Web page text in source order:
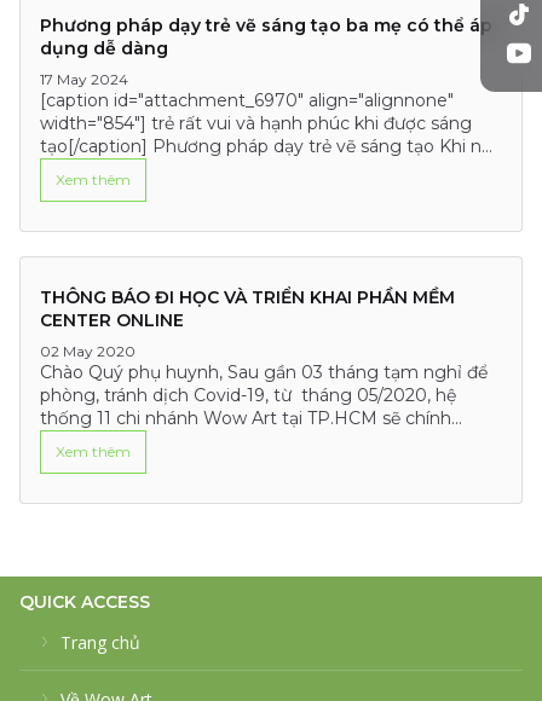
Phương pháp dạy trẻ vẽ sáng tạo ba mẹ có thể áp
dụng dễ dàng
17 May 2024
[caption id="attachment_6970" align="alignnone"
width="854"] trẻ rất vui và hạnh phúc khi được sáng
tạo[/caption] Phương pháp dạy trẻ vẽ sáng tạo Khi nói
Xem thêm
THÔNG BÁO ĐI HỌC VÀ TRIỂN KHAI PHẦN MỀM
CENTER ONLINE
02 May 2020
Chào Quý phụ huynh, Sau gần 03 tháng tạm nghỉ để
phòng, tránh dịch Covid-19, từ tháng 05/2020, hệ
thống 11 chi nhánh Wow Art tại TP.HCM sẽ chính
Xem thêm
QUICK ACCESS
Trang chủ